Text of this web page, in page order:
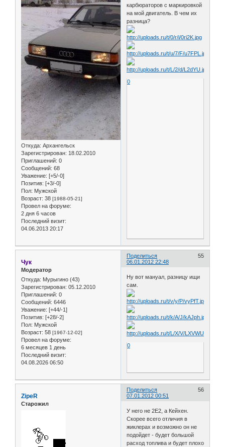
Откуда: Архангельск
Зарегистрирован: 18.02.2010
Приглашений: 0
Сообщений: 68
Уважение: [+5/-0]
Позитив: [+3/-0]
Пол: Мужской
Возраст: 38 [1988-05-21]
Провел на форуме:
2 дня 6 часов
Последний визит:
04.06.2013 20:17
карбюраторов с маркировкой
на мой двигатель. В чем их
разница?
0
Поделиться
55
06.01.2012 22:48
Чук
Модератор
Откуда: Мурыгино (43)
Зарегистрирован: 05.12.2010
Приглашений: 0
Сообщений: 6446
Уважение: [+44/-1]
Позитив: [+28/-2]
Пол: Мужской
Возраст: 58 [1967-12-02]
Провел на форуме:
6 месяцев 1 день
Последний визит:
04.08.2026 06:50
Ну вот мануал, разницу ищи
сам.
0
Поделиться
56
07.01.2012 00:51
ZipeR
Старожил
У него не 2Е2, а Кейхен.
Скорее всего отличия в
жиклерах и возможно он не
подойдет - будет большой
расход топлива и будет плохо